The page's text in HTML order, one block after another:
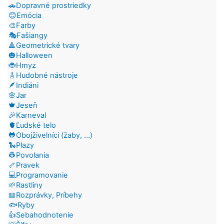
🚗Dopravné prostriedky
😊Emócia
🎨Farby
🎭Fašiangy
🔺Geometrické tvary
🎃Halloween
🐞Hmyz
🎸Hudobné nástroje
🪶Indiáni
🌸Jar
🍁Jeseň
🎉Karneval
🫀Ľudské telo
🐸Obojživelníci (žaby, ...)
🐍Plazy
👷Povolania
🦴Pravek
💻Programovanie
🌱Rastliny
📖Rozprávky, Príbehy
🐟Ryby
👍Sebahodnotenie